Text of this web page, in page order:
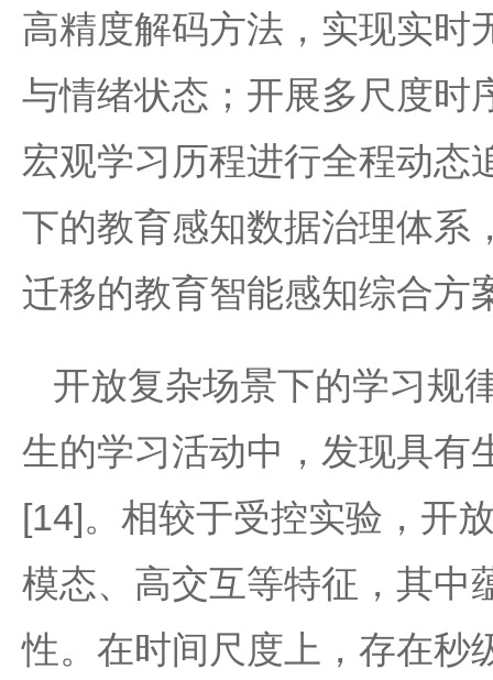
高精度解码方法，实现实时
与情绪状态；开展多尺度时
宏观学习历程进行全程动态
下的教育感知数据治理体系
迁移的教育智能感知综合方
开放复杂场景下的学习规
生的学习活动中，发现具有
[14]。相较于受控实验，开
模态、高交互等特征，其中
性。在时间尺度上，存在秒